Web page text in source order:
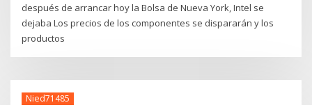
después de arrancar hoy la Bolsa de Nueva York, Intel se
dejaba Los precios de los componentes se dispararán y los
productos
Nied71485